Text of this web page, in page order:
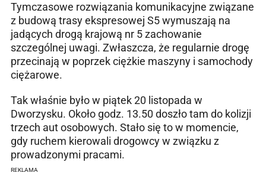
Tymczasowe rozwiązania komunikacyjne związane
z budową trasy ekspresowej S5 wymuszają na
jadących drogą krajową nr 5 zachowanie
szczególnej uwagi. Zwłaszcza, że regularnie drogę
przecinają w poprzek ciężkie maszyny i samochody
ciężarowe.
Tak właśnie było w piątek 20 listopada w
Dworzysku. Około godz. 13.50 doszło tam do kolizji
trzech aut osobowych. Stało się to w momencie,
gdy ruchem kierowali drogowcy w związku z
prowadzonymi pracami.
REKLAMA